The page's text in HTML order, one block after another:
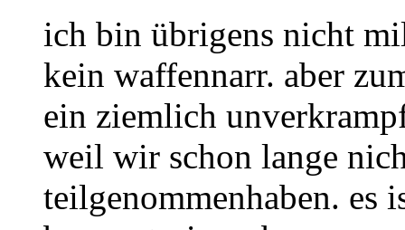
ich bin übrigens nicht
kein waffennarr. aber
ein ziemlich
weil wir schon lange
teilgenommenhaben. es